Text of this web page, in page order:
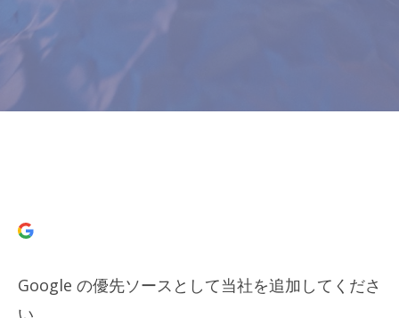
Google の優先ソースとして当社を追加してくださ
い